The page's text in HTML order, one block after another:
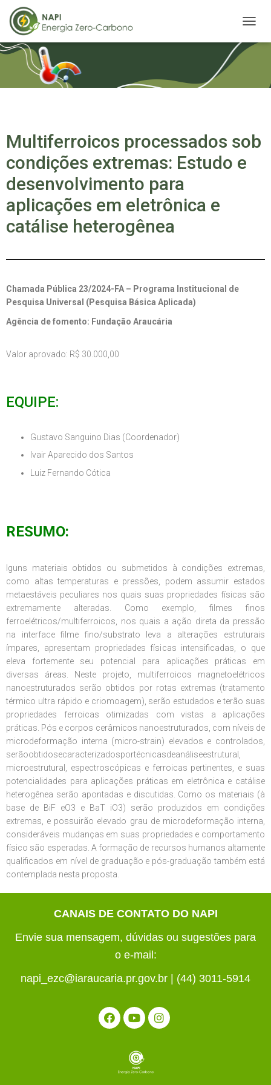
L
N
A
V
Multiferroicos processados sob
condições extremas: Estudo e
desenvolvimento para
aplicações em eletrônica e
catálise heterogênea
Chamada Pública 23/2024-FA – Programa Institucional de
Pesquisa Universal (Pesquisa Básica Aplicada)
Agência de fomento: Fundação Araucária
Valor aprovado: R$ 30.000,00
EQUIPE:
Gustavo Sanguino Dias (Coordenador)
Ivair Aparecido dos Santos
Luiz Fernando Cótica
RESUMO:
lguns materiais obtidos ou submetidos à condições extremas,
como altas temperaturas e pressões, podem assumir estados
metaestáveis peculiares nos quais suas propriedades físicas são
extremamente alteradas. Como exemplo, filmes finos
ferroelétricos/multiferroicos, nos quais a ação direta da pressão
na interface filme fino/substrato leva a alterações estruturais
ímpares, apresentam propriedades físicas intensificadas, o que
eleva fortemente seu potencial para aplicações práticas em
diversas áreas. Neste projeto, multiferroicos magnetoelétricos
nanoestruturados serão obtidos por rotas extremas (tratamento
térmico ultra rápido e criomoagem), serão estudados e terão suas
propriedades ferroicas otimizadas com vistas a aplicações
práticas. Pós e corpos cerâmicos nanoestruturados, com níveis de
microdeformação interna (micro-strain) elevados e controlados,
serãoobtidosecaracterizadosportécnicasdeanáliseestrutural,
microestrutural, espectroscópicas e ferroicas pertinentes, e suas
potencialidades para aplicações práticas em eletrônica e catálise
heterogênea serão apontadas e discutidas. Como os materiais (à
base de BiF eO3 e BaT iO3) serão produzidos em condições
extremas, e possuirão elevado grau de microdeformação interna,
consideráveis mudanças em suas propriedades e comportamento
físico são esperadas. A formação de recursos humanos altamente
qualificados em nível de graduação e pós-graduação também está
contemplada nesta proposta.
CANAIS DE CONTATO DO NAPI
Envie sua mensagem, dúvidas ou sugestões para
o e-mail:
napi_ezc@iaraucaria.pr.gov.br | (44) 3011-5914